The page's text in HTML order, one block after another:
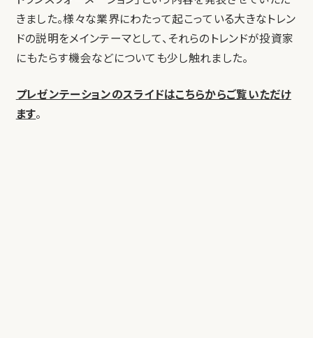
きました。様々な業界にわたって起こっている大きなトレン
ドの説明をメインテーマとして、それらのトレンドが投資家
にもたらす機会などについても少し触れました。
プレゼンテーションのスライドはこちらからご覧いただけ
ます。